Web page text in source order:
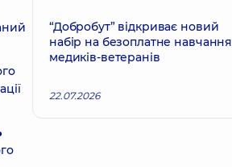
“Добробут” відкриває новий
набір на безоплатне навчання
медиків-ветеранів
22.07.2026